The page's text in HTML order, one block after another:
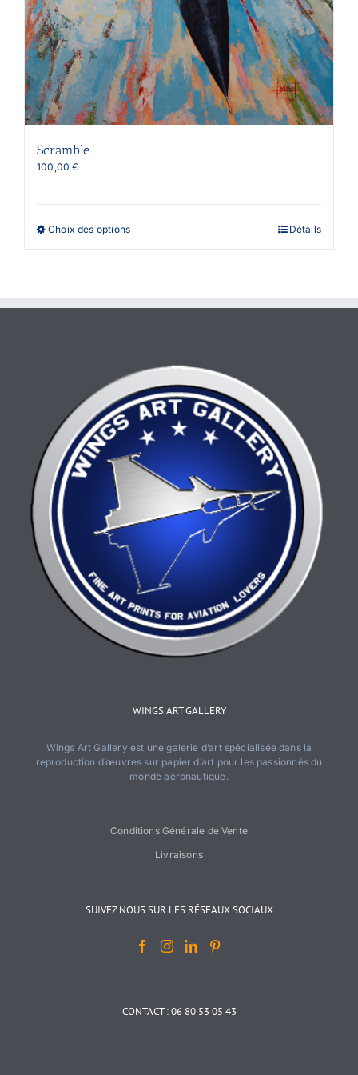
Scramble
100,00€
Choix des optionsCe
sur
page
du
produit
Détails
WINGS ART GALLERY
Wings Art Gallery est une galerie d’art spécialisée dans la
reproduction d’œuvres sur papier d’art pour les passionnés du
monde aéronautique.
Conditions Générale de Vente
Livraisons
SUIVEZ NOUS SUR LES RÉSEAUX SOCIAUX
CONTACT : 06 80 53 05 43